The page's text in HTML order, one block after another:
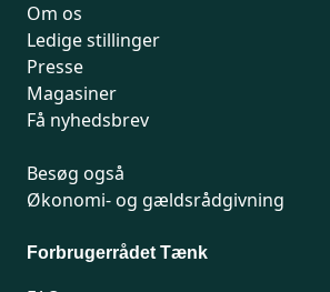
Om os
Ledige stillinger
Presse
Magasiner
Få nyhedsbrev
Besøg også
Økonomi- og gældsrådgivning
Forbrugerrådet Tænk